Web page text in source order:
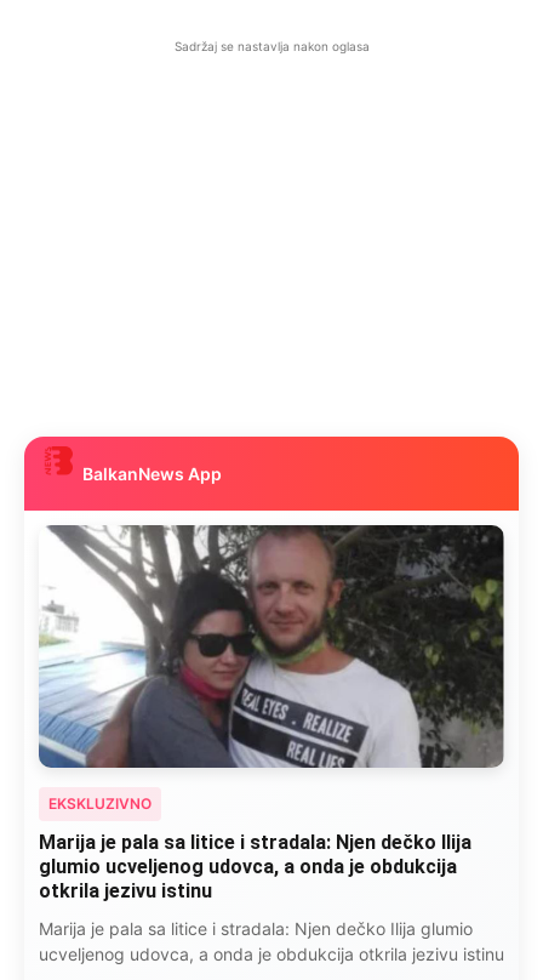
Sadržaj se nastavlja nakon oglasa
BalkanNews App
EKSKLUZIVNO
Marija je pala sa litice i stradala: Njen dečko Ilija
glumio ucveljenog udovca, a onda je obdukcija
otkrila jezivu istinu
Marija je pala sa litice i stradala: Njen dečko Ilija glumio
ucveljenog udovca, a onda je obdukcija otkrila jezivu istinu